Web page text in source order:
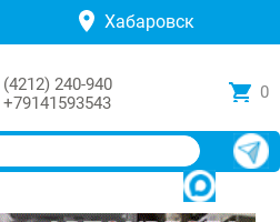
Хабаровск
(4212) 240-940
+79141593543
0